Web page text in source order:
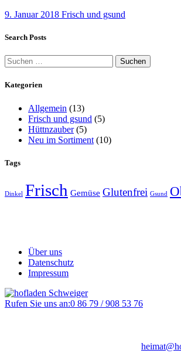
9. Januar 2018 Frisch und gsund
Search Posts
Suchen
nach:
Kategorien
Allgemein (13)
Frisch und gsund (5)
Hüttnzauber(5)
Neu im Sortiment (10)
Tags
Dinkel Frisch Gemüse Glutenfrei Gsund
Über uns
Datenschutz
Impressum
Rufen Sie uns an:0 86 79 / 908 53 76